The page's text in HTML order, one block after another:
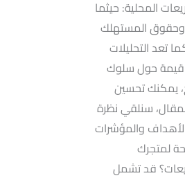
المحلية: حيثما
وحقوق المستهلك
تعد التحليلات
قيمة حول سلوك
يمكنك تحسين
سنلقي نظرة
والبيانات لتحقيق هذه الأهداف. 1. تحديد الأهداف والمؤشرات
لمتجرك
قد تشمل